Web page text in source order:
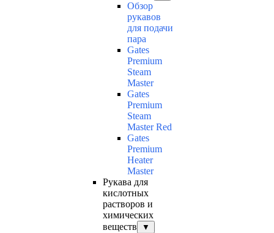
Обзор
рукавов
для подачи
пара
Gates
Premium
Steam
Master
Gates
Premium
Steam
Master Red
Gates
Premium
Heater
Master
Рукава для
кислотных
растворов и
химических
веществ
▼